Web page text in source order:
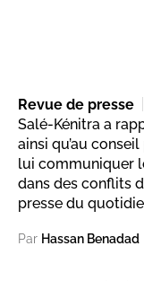
Revue de presse
Salé-Kénitra a
ainsi qu’au
lui communiquer
dans des conflits
presse du
Par Hassan Benadad